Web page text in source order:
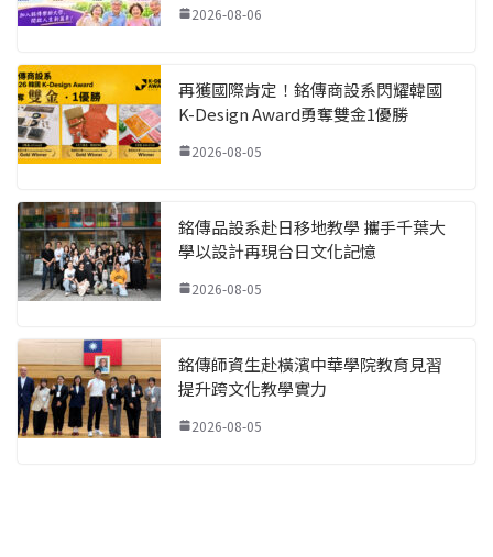
2026-08-06
再獲國際肯定！銘傳商設系閃耀韓國
K-Design Award勇奪雙金1優勝
2026-08-05
銘傳品設系赴日移地教學 攜手千葉大
學以設計再現台日文化記憶
2026-08-05
銘傳師資生赴橫濱中華學院教育見習
提升跨文化教學實力
2026-08-05